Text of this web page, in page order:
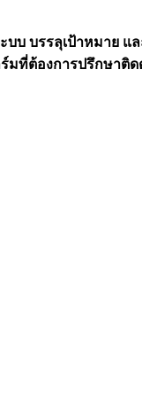
บ บรรลุเป้าหมาย แ
มที่ต้องการปรึกษาติ